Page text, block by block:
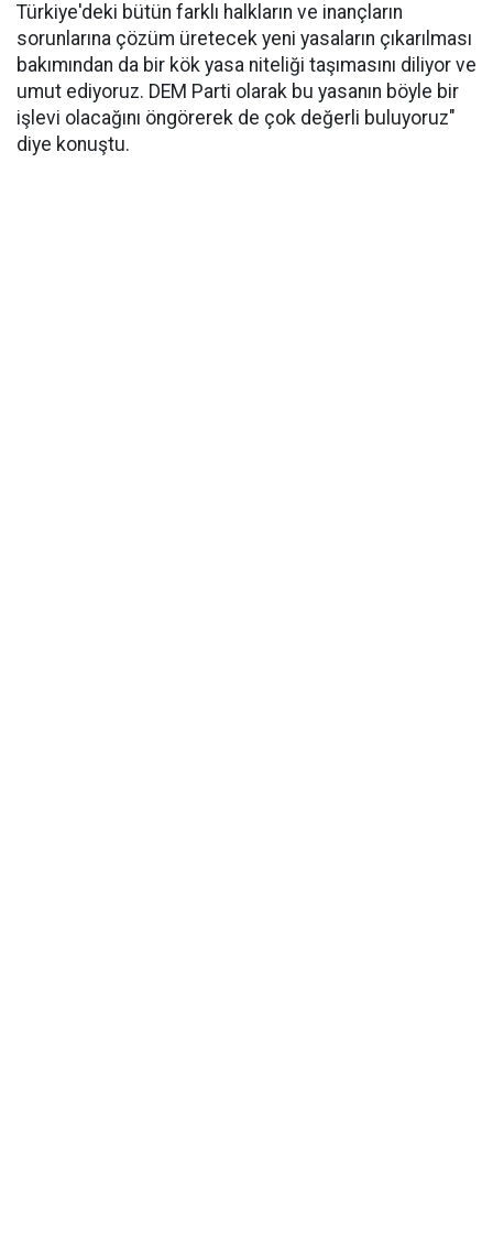
Türkiye'deki bütün farklı halkların ve inançların
sorunlarına çözüm üretecek yeni yasaların çıkarılması
bakımından da bir kök yasa niteliği taşımasını diliyor ve
umut ediyoruz. DEM Parti olarak bu yasanın böyle bir
işlevi olacağını öngörerek de çok değerli buluyoruz"
diye konuştu.